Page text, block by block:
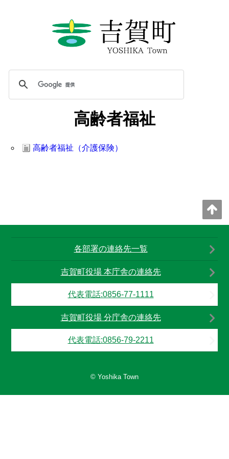
高齢者福祉
高齢者福祉（介護保険）
各部署の連絡先一覧
吉賀町役場 本庁舎の連絡先
代表電話:0856-77-1111
吉賀町役場 分庁舎の連絡先
代表電話:0856-79-2211
© Yoshika Town